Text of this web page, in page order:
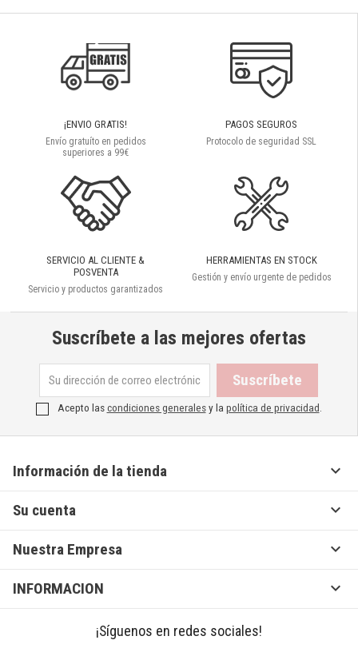
¡ENVIO GRATIS!
Envío gratuíto en pedidos
superiores a 99€
PAGOS SEGUROS
Protocolo de seguridad SSL
SERVICIO AL CLIENTE &
POSVENTA
Servicio y productos garantizados
HERRAMIENTAS EN STOCK
Gestión y envío urgente de pedidos
Suscríbete a las mejores ofertas
Acepto lascondiciones generalesy la política de privacidad
Información de la tienda 
Su cuenta 
Nuestra Empresa 
INFORMACION 
¡Síguenos en redes sociales!